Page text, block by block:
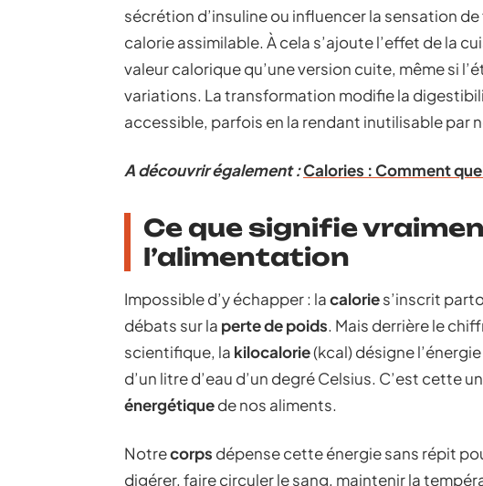
sécrétion d’insuline ou influencer la sensation
calorie assimilable. À cela s’ajoute l’effet de la
valeur calorique qu’une version cuite, même si
variations. La transformation modifie la
accessible, parfois en la rendant inutilisable par
A découvrir également :Calories : Comment
Ce que signifie
l’alimentation
Impossible d’y échapper : lacalories’inscrit
débats sur la perte de poids. Mais derrière le
scientifique, la kilocalorie(kcal) désigne
d’un litre d’eau d’un degré Celsius. C’est cette
énergétiquede nos aliments.
Notrecorps dépense cette énergie sans répit
digérer, faire circuler le sang, maintenir la